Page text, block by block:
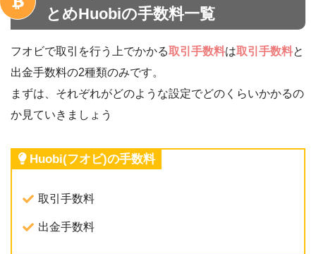
とめHuobiの手数料一覧
フオビで取引を行う上でかかる取引手数料は取引手数料と
出金手数料の2種類のみです。
まずは、それぞれがどのような設定でどのくらいかかるの
か見ていきましょう
Huobi(フオビ)の手数料
取引手数料
出金手数料